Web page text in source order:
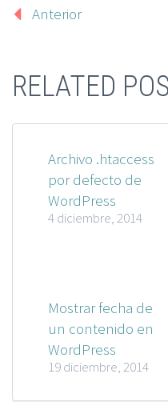
Anterior
RELATED
Archivo .htaccess
por defecto de
WordPress
4 diciembre, 2014
Mostrar fecha de
un contenido en
WordPress
19 diciembre, 2014